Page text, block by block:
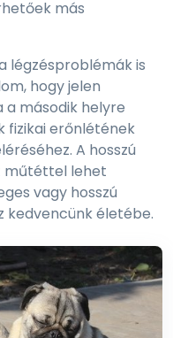
más
légzésproblémák is
hogy jelen
második helyre
fizikai erőnlétének
A hosszú
műtéttel lehet
vagy hosszú
életébe.